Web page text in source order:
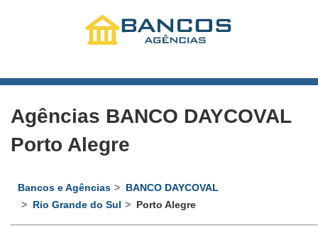
Agências BANCO DAYCOVAL
Porto Alegre
Bancos e Agências
BANCO DAYCOVAL
Rio Grande do Sul
Porto Alegre